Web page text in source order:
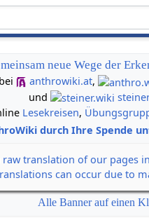
neue Wege der
anthrowiki.at,
und
Lesekreisen,
durch Ihre Spende
translation of our pages
can occur due to
Alle Banner auf einen